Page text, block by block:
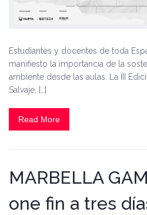
Estudiantes y docentes de toda
manifiesto la importancia de la
ambiente desde las aulas. La III
Salvaje, […]
Read More
MARBELLA
one fin a tres